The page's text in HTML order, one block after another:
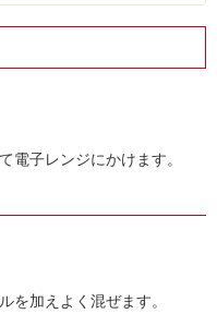
電子レンジにかけます。
を加えよく混ぜます。